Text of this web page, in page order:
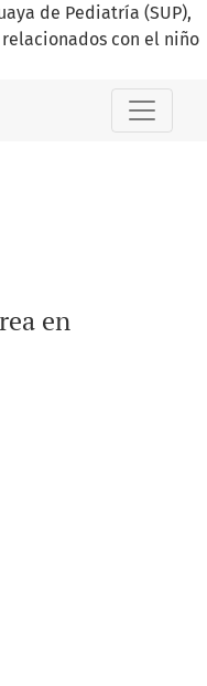
de Pediatría (SUP),
con el niño
en